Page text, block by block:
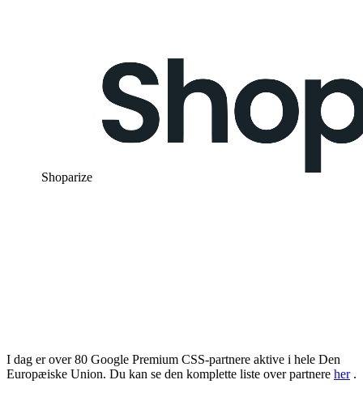
Shoparize
I dag er over 80 Google Premium CSS-partnere aktive i hele Den
Europæiske Union. Du kan se den komplette liste over partnere her.